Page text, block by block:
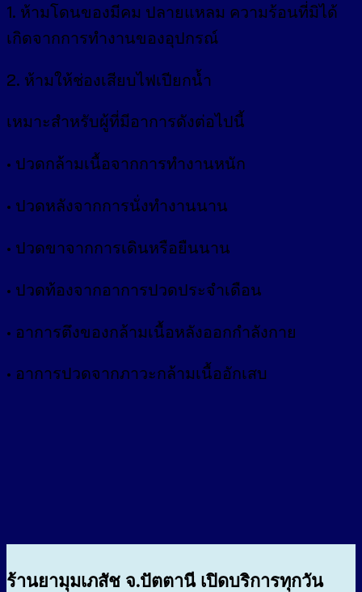
1. ห้ามโดนของมีคม ปลายแหลม ความร้อนที่มิได้
เกิดจากการทำงานของอุปกรณ์
2. ห้ามให้ช่องเสียบไฟเปียกน้ำ
เหมาะสำหรับผู้ที่มีอาการดังต่อไปนี้
• ปวดกล้ามเนื้อจากการทำงานหนัก
• ปวดหลังจากการนั่งทำงานนาน
• ปวดขาจากการเดินหรือยืนนาน
• ปวดท้องจากอาการปวดประจำเดือน
• อาการตึงของกล้ามเนื้อหลังออกกำลังกาย
• อาการปวดจากภาวะกล้ามเนื้ออักเสบ
ร้านยามุมเภสัช จ.ปัตตานี เปิดบริการทุกวัน